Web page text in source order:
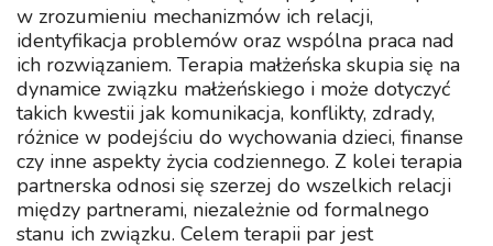
w zrozumieniu mechanizmów ich relacji,
identyfikacja problemów oraz wspólna praca nad
ich rozwiązaniem. Terapia małżeńska skupia się na
dynamice związku małżeńskiego i może dotyczyć
takich kwestii jak komunikacja, konflikty, zdrady,
różnice w podejściu do wychowania dzieci, finanse
czy inne aspekty życia codziennego. Z kolei terapia
partnerska odnosi się szerzej do wszelkich relacji
między partnerami, niezależnie od formalnego
stanu ich związku. Celem terapii par jest